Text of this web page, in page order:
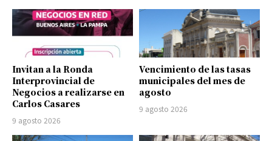
Invitan a la Ronda
Interprovincial de
Negocios a realizarse en
Carlos Casares
9 agosto 2026
Vencimiento de las tasas
municipales del mes de
agosto
9 agosto 2026